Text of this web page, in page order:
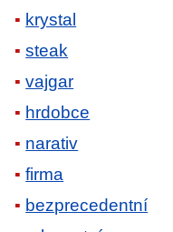
krystal
steak
vajgar
hrdobce
narativ
firma
bezprecedentní